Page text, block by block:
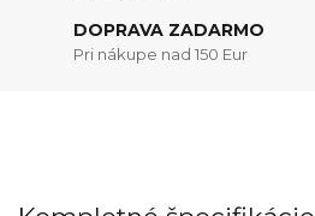
DOPRAVA ZADARMO
Pri nákupe nad 150 Eur